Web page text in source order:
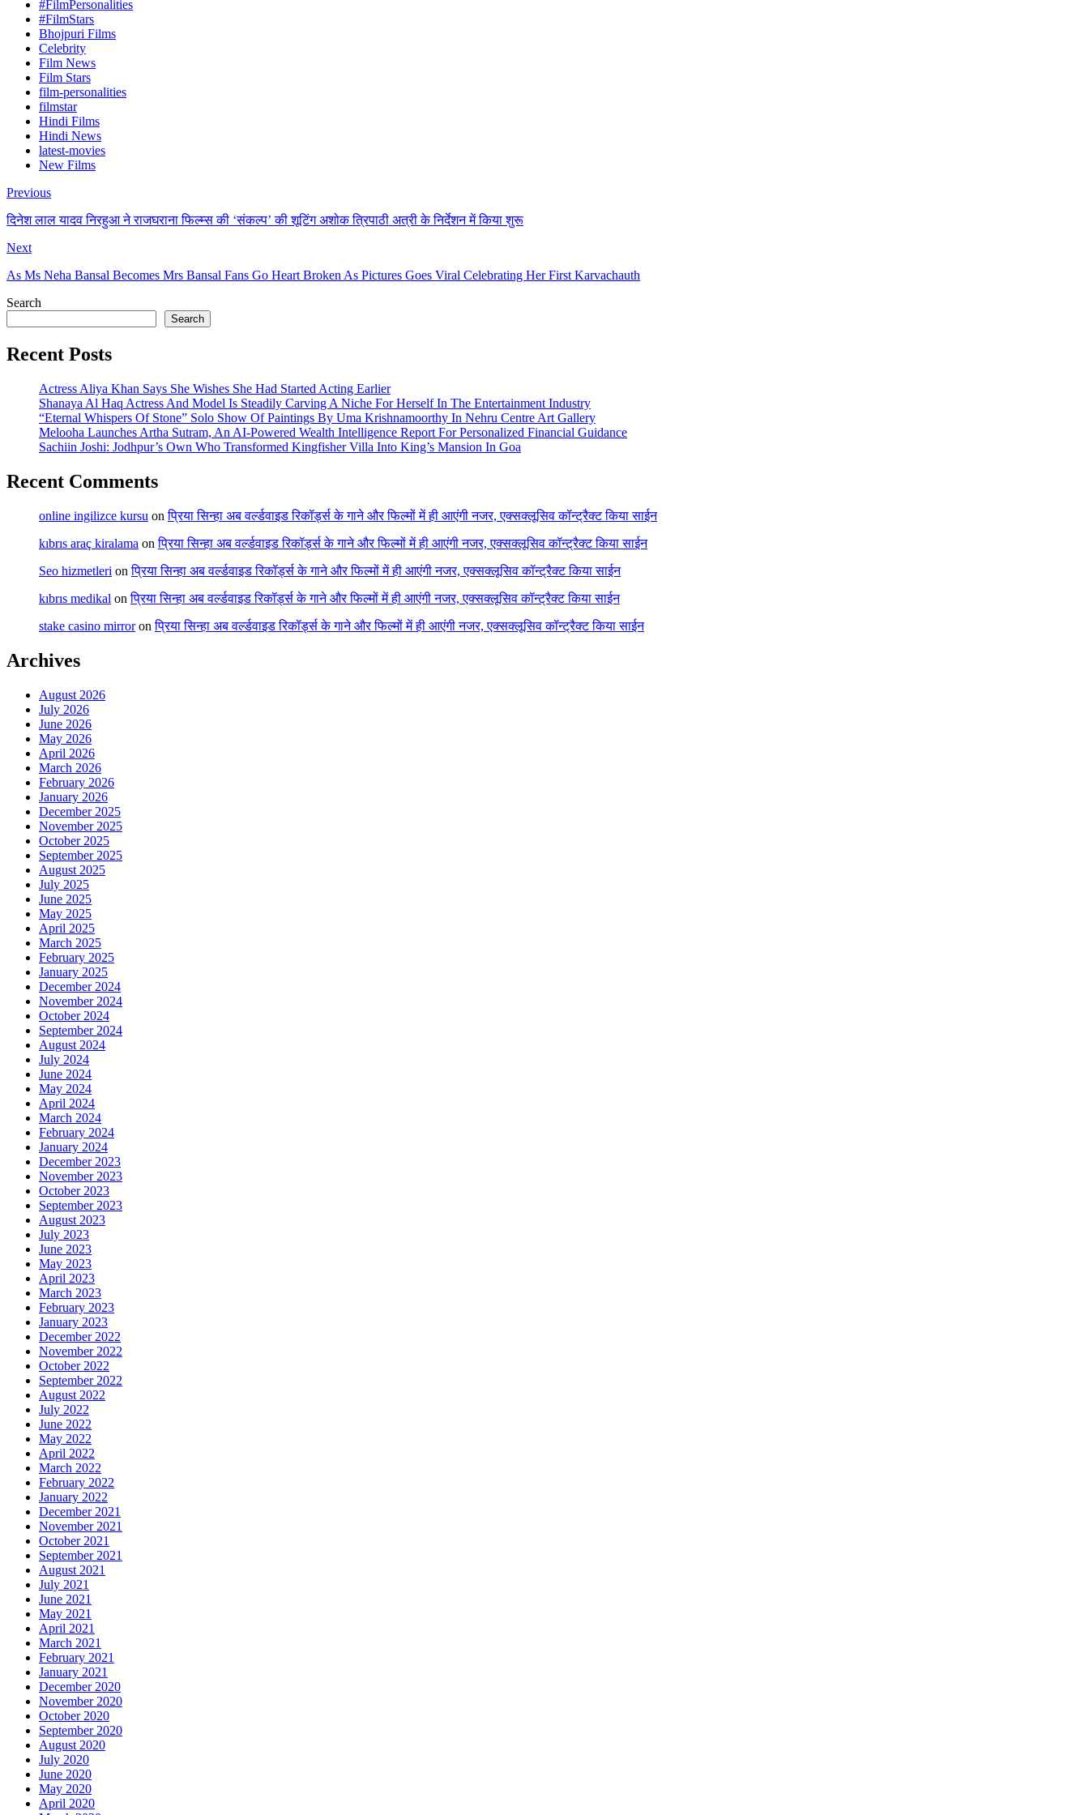
#FilmPersonalities
#FilmStars
Bhojpuri Films
Celebrity
Film News
Film Stars
film-personalities
filmstar
Hindi Films
Hindi News
latest-movies
New Films
Previous
दिनेश लाल यादव निरहुआ ने राजघराना फिल्म्स की ‘संकल्प’ की शूटिंग अशोक त्रिपाठी अत्री के निर्देशन में किया शुरू
Next
As Ms Neha Bansal Becomes Mrs Bansal Fans Go Heart Broken As Pictures Goes Viral Celebrating Her First Karvachauth
Search
Search
Recent Posts
Actress Aliya Khan Says She Wishes She Had Started Acting Earlier
Shanaya Al Haq Actress And Model Is Steadily Carving A Niche For Herself In The Entertainment Industry
“Eternal Whispers Of Stone” Solo Show Of Paintings By Uma Krishnamoorthy In Nehru Centre Art Gallery
Melooha Launches Artha Sutram, An AI-Powered Wealth Intelligence Report For Personalized Financial Guidance
Sachiin Joshi: Jodhpur’s Own Who Transformed Kingfisher Villa Into King’s Mansion In Goa
Recent Comments
online ingilizce kursu onप्रिया सिन्हा अब वर्ल्डवाइड रिकॉर्ड्स के गाने और फिल्मों में ही आएंगी नजर, एक्सक्लूसिव कॉन्ट्रैक्ट किया साईन
kıbrıs araç kiralama onप्रिया सिन्हा अब वर्ल्डवाइड रिकॉर्ड्स के गाने और फिल्मों में ही आएंगी नजर, एक्सक्लूसिव कॉन्ट्रैक्ट किया साईन
Seo hizmetleri onप्रिया सिन्हा अब वर्ल्डवाइड रिकॉर्ड्स के गाने और फिल्मों में ही आएंगी नजर, एक्सक्लूसिव कॉन्ट्रैक्ट किया साईन
kıbrıs medikal onप्रिया सिन्हा अब वर्ल्डवाइड रिकॉर्ड्स के गाने और फिल्मों में ही आएंगी नजर, एक्सक्लूसिव कॉन्ट्रैक्ट किया साईन
stake casino mirroronप्रिया सिन्हा अब वर्ल्डवाइड रिकॉर्ड्स के गाने और फिल्मों में ही आएंगी नजर, एक्सक्लूसिव कॉन्ट्रैक्ट किया साईन
Archives
August 2026
July 2026
June 2026
May 2026
April 2026
March 2026
February 2026
January 2026
December 2025
November 2025
October 2025
September 2025
August 2025
July 2025
June 2025
May 2025
April 2025
March 2025
February 2025
January 2025
December 2024
November 2024
October 2024
September 2024
August 2024
July 2024
June 2024
May 2024
April 2024
March 2024
February 2024
January 2024
December 2023
November 2023
October 2023
September 2023
August 2023
July 2023
June 2023
May 2023
April 2023
March 2023
February 2023
January 2023
December 2022
November 2022
October 2022
September 2022
August 2022
July 2022
June 2022
May 2022
April 2022
March 2022
February 2022
January 2022
December 2021
November 2021
October 2021
September 2021
August 2021
July 2021
June 2021
May 2021
April 2021
March 2021
February 2021
January 2021
December 2020
November 2020
October 2020
September 2020
August 2020
July 2020
June 2020
May 2020
April 2020